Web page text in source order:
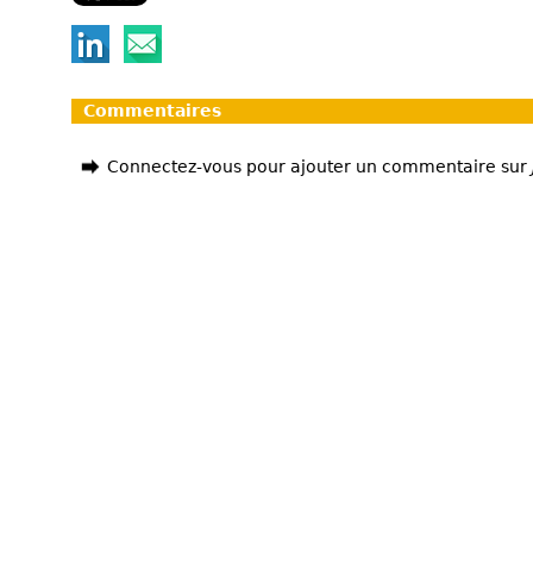
Commentaires
Connectez-vous pour ajouter un commentaire sur